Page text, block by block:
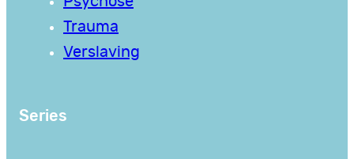
Trauma
Verslaving
Series